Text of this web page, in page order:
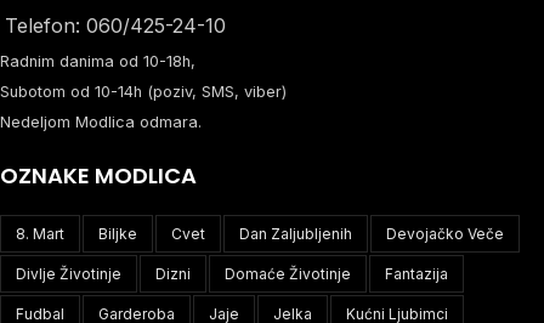
Telefon: 060/425-24-10
Radnim danima od 10-18h,
Subotom od 10-14h (poziv, SMS, viber)
Nedeljom Modlica odmara.
OZNAKE MODLICA
8. Mart Biljke Cvet Dan Zaljubljenih Devojačko Veče
Divlje Životinje Dizni Domaće Životinje Fantazija
Fudbal Garderoba Jaje Jelka Kućni Ljubimci